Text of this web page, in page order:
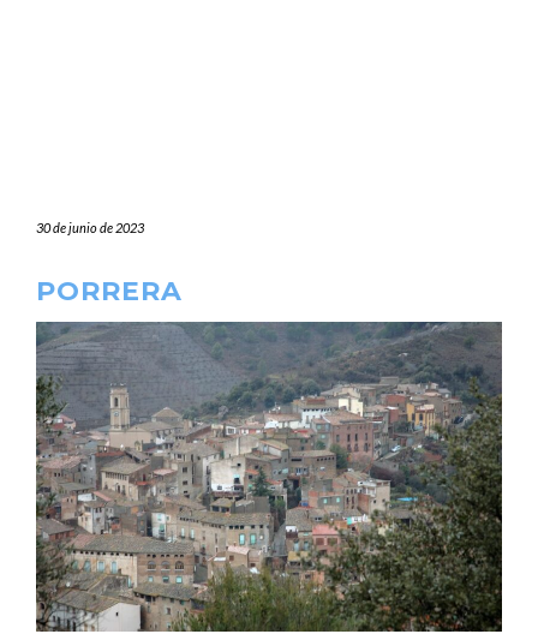
30 de junio de 2023
PORRERA